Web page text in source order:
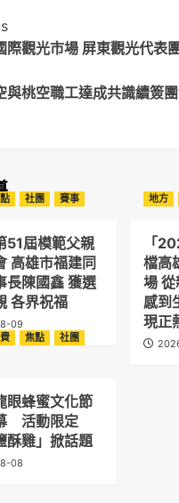
際觀光市場 屏東觀光代表
與桃空職工達成共識續簽
社團 賽事
51屆模範父親
高雄市福建同
長陳國鑫 獲選
各界祝福
09
地方
「
檔高
場
感到
現正
焦點
社團
眼蜂蜜文化節
活動限定
酥雞」掀話題
08